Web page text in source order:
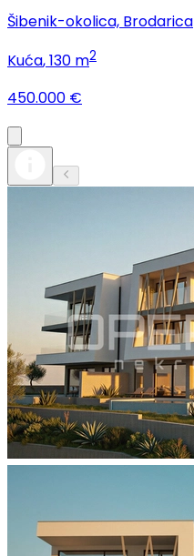
Šibenik-okolica, Brodarica
Kuća, 130 m2
450.000 €